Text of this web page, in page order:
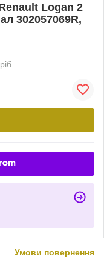
Logan 2
302057069R,
Умови повернення